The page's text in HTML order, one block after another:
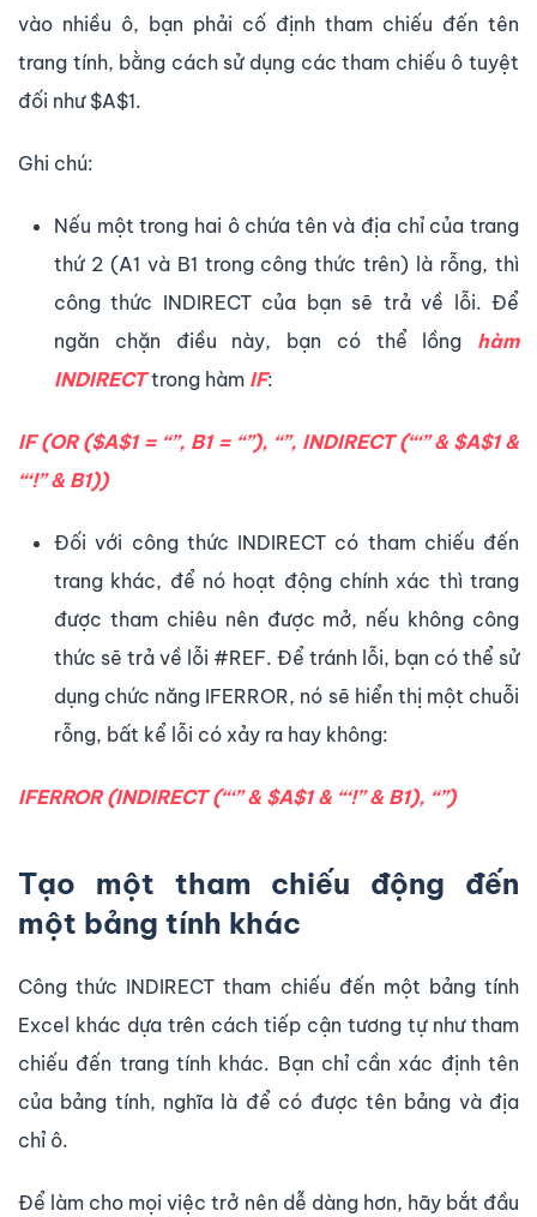
vào nhiều ô, bạn phải cố định tham chiếu đến tên
trang tính, bằng cách sử dụng các tham chiếu ô tuyệt
đối như $A$1.
Ghi chú:
Nếu một trong hai ô chứa tên và địa chỉ của trang
thứ 2 (A1 và B1 trong công thức trên) là rỗng, thì
công thức INDIRECT của bạn sẽ trả về lỗi. Để
ngăn chặn điều này, bạn có thể lồng hàm
INDIRECTtrong hàm IF:
IF (OR ($A$1 = “”, B1 = “”), “”, INDIRECT (“‘” & $A$1 &
“‘!” & B1))
Đối với công thức INDIRECT có tham chiếu đến
trang khác, để nó hoạt động chính xác thì trang
được tham chiêu nên được mở, nếu không công
thức sẽ trả về lỗi #REF. Để tránh lỗi, bạn có thể sử
dụng chức năng IFERROR, nó sẽ hiển thị một chuỗi
rỗng, bất kể lỗi có xảy ra hay không:
IFERROR (INDIRECT (“‘” & $A$1 & “‘!” & B1), “”)
Tạo một tham chiếu động đến
một bảng tính khác
Công thức INDIRECT tham chiếu đến một bảng tính
Excel khác dựa trên cách tiếp cận tương tự như tham
chiếu đến trang tính khác. Bạn chỉ cần xác định tên
của bảng tính, nghĩa là để có được tên bảng và địa
chỉ ô.
Để làm cho mọi việc trở nên dễ dàng hơn, hãy bắt đầu